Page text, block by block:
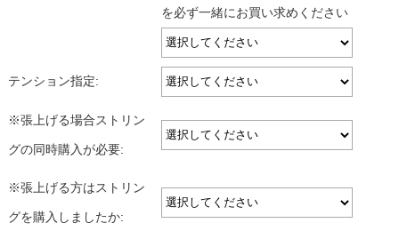
を必ず一緒にお買い求めください
テンション指定:
※張上げる場合ストリン
グの同時購入が必要:
※張上げる方はストリン
グを購入しましたか: